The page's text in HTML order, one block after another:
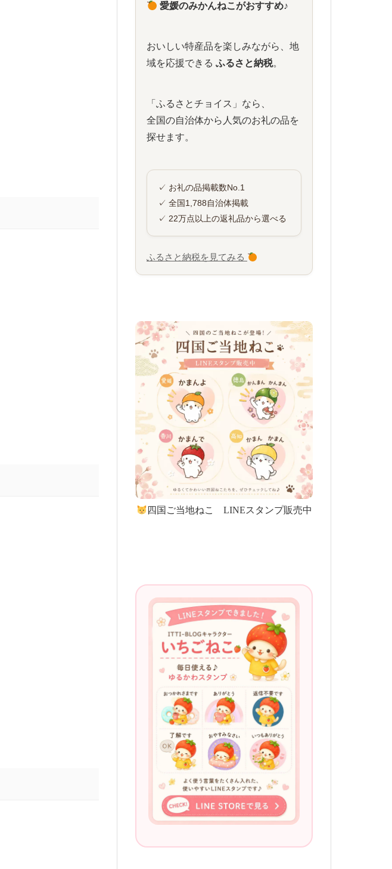
愛媛のみかんねこがおすすめ♪
おいしい特産品を楽しみながら、地
域を応援できる ふるさと納税。
「ふるさとチョイス」なら、
全国の自治体から人気のお礼の品を
探せます。
✓ お礼の品掲載数No.1
✓ 全国1,788自治体掲載
✓ 22万点以上の返礼品から選べる
ふるさと納税を見てみる
四国ご当地ねこ LINEスタンプ販売中